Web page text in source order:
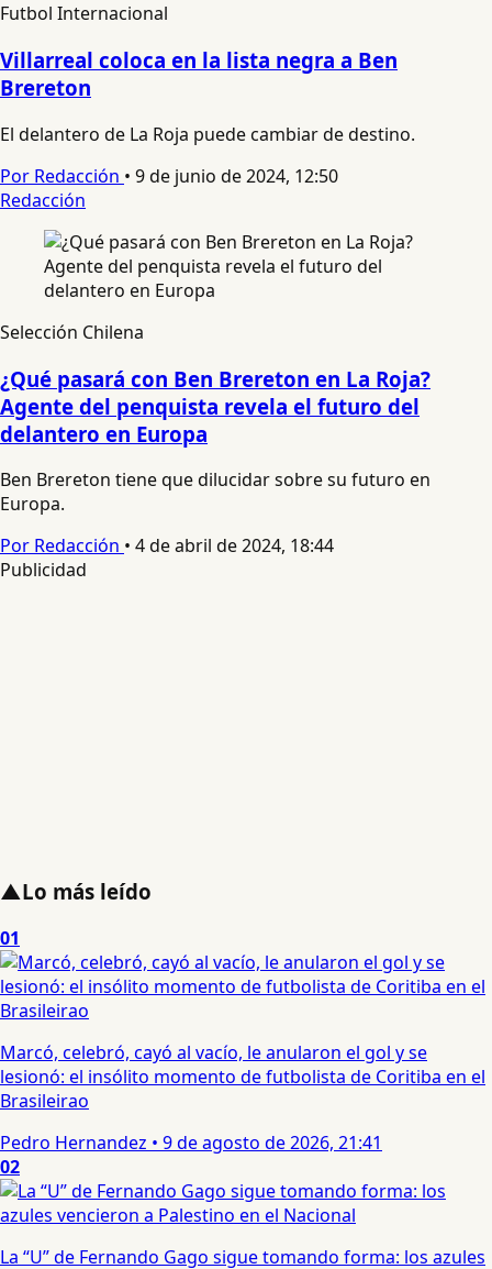
Futbol Internacional
Villarreal coloca en la lista negra a Ben
Brereton
El delantero de La Roja puede cambiar de destino.
Por Redacción • 9 de junio de 2024, 12:50
Redacción
Selección Chilena
¿Qué pasará con Ben Brereton en La Roja?
Agente del penquista revela el futuro del
delantero en Europa
Ben Brereton tiene que dilucidar sobre su futuro en
Europa.
Por Redacción • 4 de abril de 2024, 18:44
Publicidad
▲Lo más leído
01
Marcó, celebró, cayó al vacío, le anularon el gol y se
lesionó: el insólito momento de futbolista de Coritiba en el
Brasileirao
Pedro Hernandez • 9 de agosto de 2026, 21:41
02
La “U” de Fernando Gago sigue tomando forma: los azules